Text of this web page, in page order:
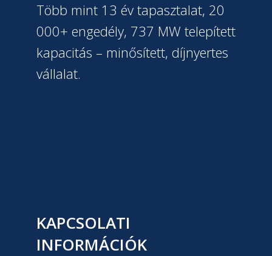
Több mint 13 év tapasztalat, 20
000+ engedély, 737 MW telepített
kapacitás – minősített, díjnyertes
vállalat.
KAPCSOLATI
INFORMÁCIÓK